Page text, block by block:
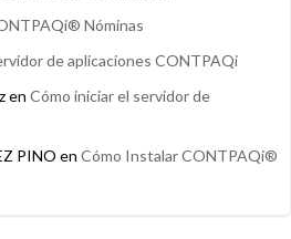
Nóminas
de aplicaciones CONTPAQi
en Cómo iniciar el servidor de
PINO en Cómo Instalar CONTPAQi®